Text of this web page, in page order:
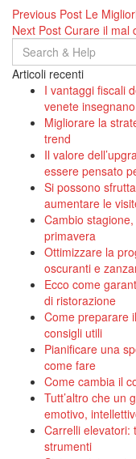
articoli
Previous Post Le
Next Post Curare il mal
Search
for:
Articoli recenti
I vantaggi fiscali
venete insegnano
Migliorare la
trend
Il valore
essere pensato
Si possono
aumentare le
Cambio
primavera
Ottimizzare la
oscuranti e
Ecco come
di ristorazione
Come preparare
consigli utili
Pianificare una
come fare
Come cambia il
Tutt’altro che un
emotivo,
Carrelli elevatori:
strumenti